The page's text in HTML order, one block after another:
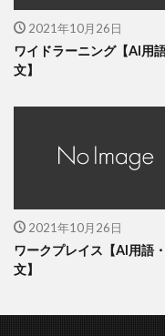
2021年10月26日
ワイドラーニング【AI用
文】
2021年10月26日
ワークプレイス【AI用語
文】